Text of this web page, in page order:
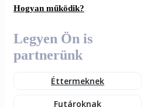
Hogyan működik?
Legyen Ön is
partnerünk
Éttermeknek
Futároknak